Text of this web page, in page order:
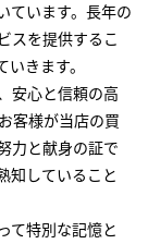
ています。長年の
スを提供するこ
きます。
安心と信頼の高
客様が当店の買
力と献身の証で
知していること
て特別な記憶と